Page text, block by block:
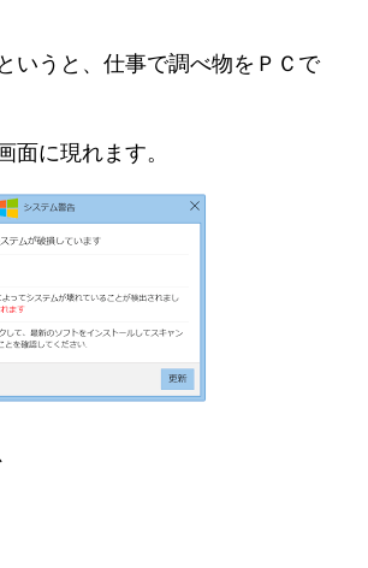
いうと、仕事で調べ物をＰＣで
面に現れます。